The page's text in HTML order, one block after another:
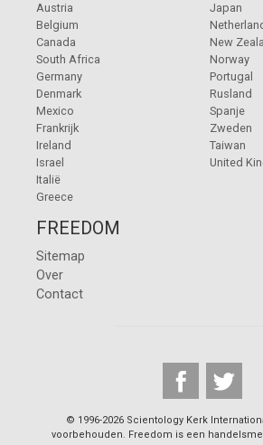
Austria
Belgium
Canada
South Africa
Germany
Denmark
Mexico
Frankrijk
Ireland
Israel
Italië
Greece
Japan
New
Norway
Portugal
Rusland
Spanje
Zweden
Taiwan
United
FREEDOM
Sitemap
Over
Contact
© 1996-2026 Scientology Kerk
voorbehouden. Freedom is een